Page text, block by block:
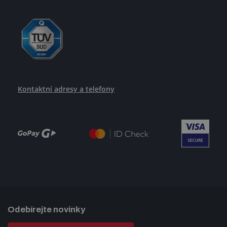
Kontaktní adresy a telefony
Odebírejte novinky